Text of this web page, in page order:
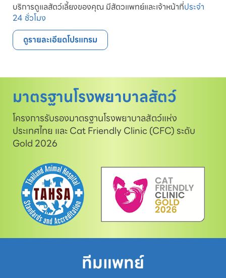
บริการดูแลสัตว์เลี้ยงของคุณ มีสัตวแพทย์และเจ้าหน้าที่ประจำ
24 ชั่วโมง
ดูรายละเอียดโปรแกรม
มาตรฐานโรงพยาบาลสัตว์
โครงการรับรองมาตรฐานโรงพยาบาลสัตว์แห่ง
ประเทศไทย และ Cat Friendly Clinic (CFC) ระดับ
Gold 2026
ทีมแพทย์